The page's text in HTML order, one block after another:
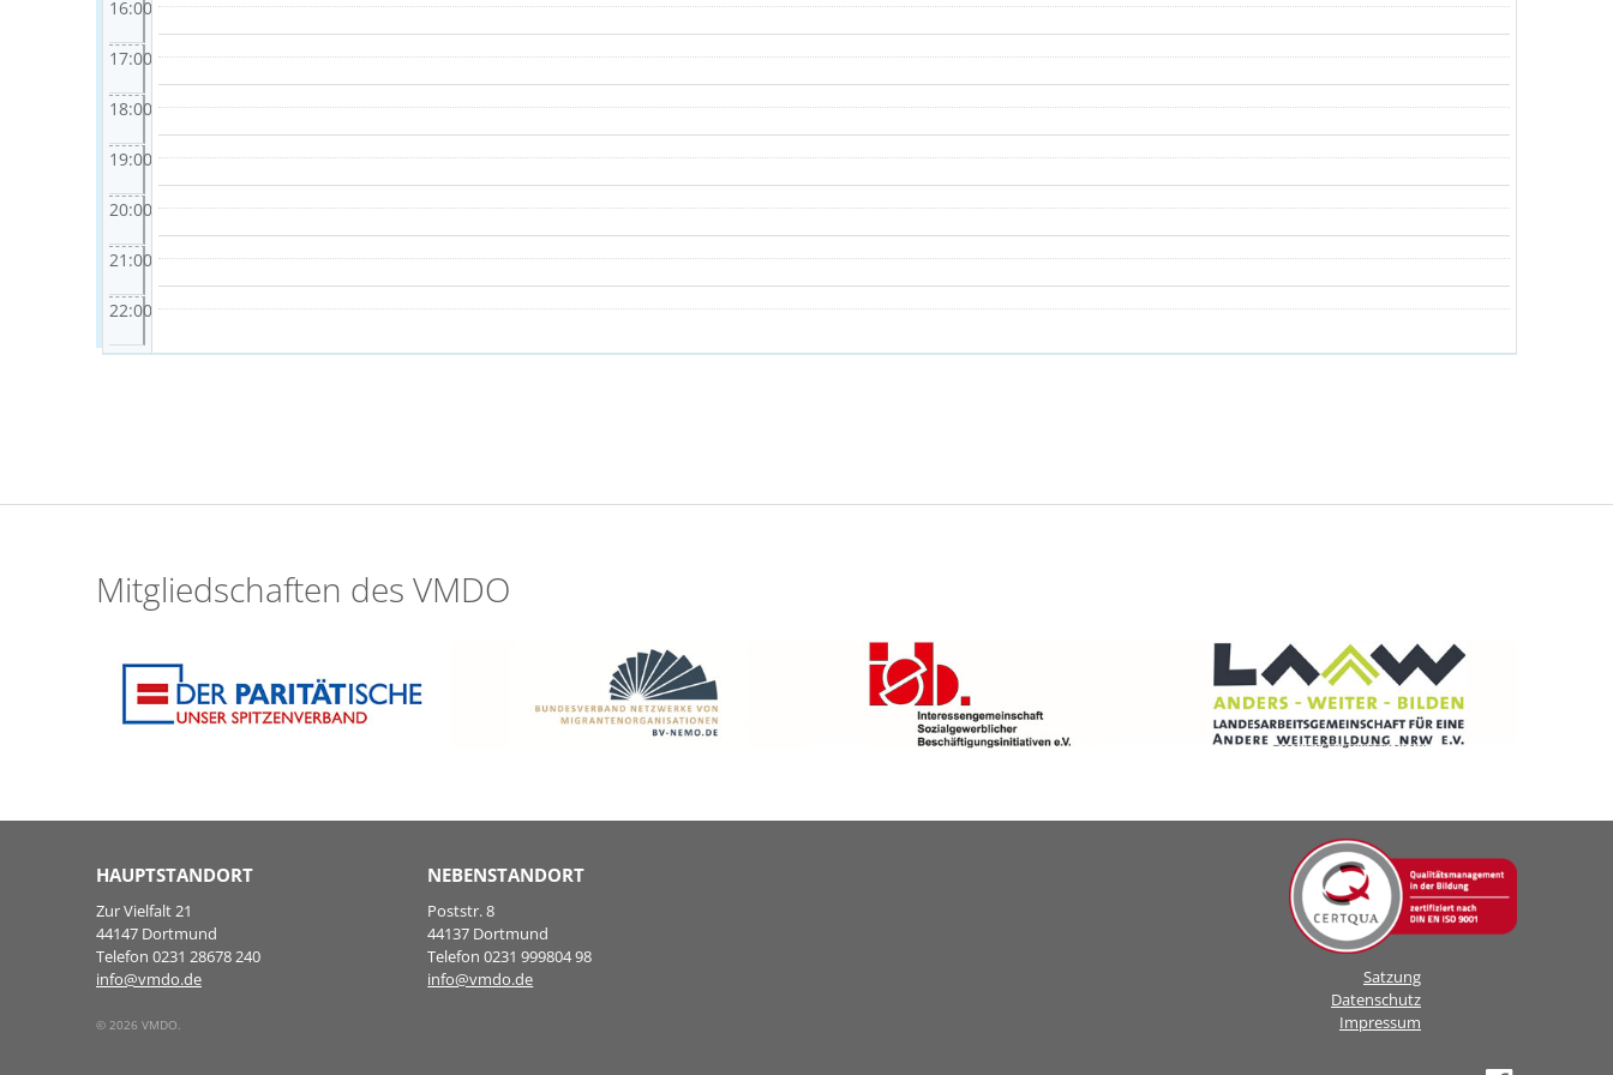
16:00
17:00
18:00
19:00
20:00
21:00
22:00
Mitgliedschaften des VMDO
HAUPTSTANDORT
Zur Vielfalt 21
44147 Dortmund
Telefon 0231 28678 240
info@vmdo.de
NEBENSTANDORT
Poststr. 8
44137 Dortmund
Telefon 0231 999804 98
info@vmdo.de
© 2026 VMDO.
Satzung
Datenschutz
Impressum